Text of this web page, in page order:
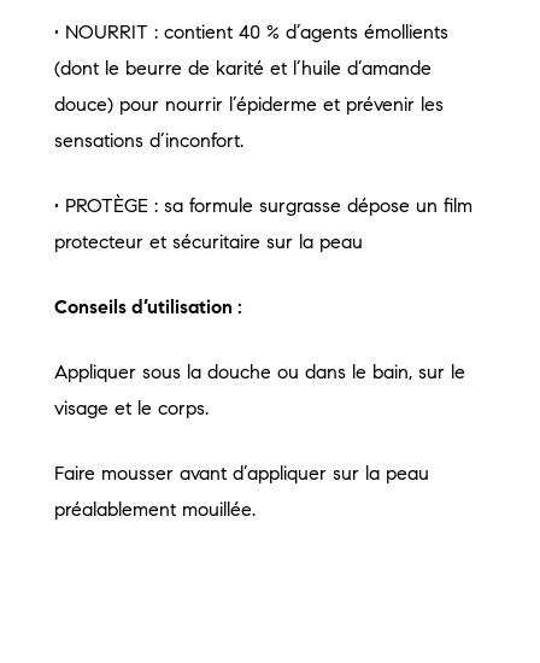
• NOURRIT : contient 40 % d’agents émollients
(dont le beurre de karité et l’huile d’amande
douce) pour nourrir l’épiderme et prévenir les
sensations d’inconfort.
• PROTÈGE : sa formule surgrasse dépose un film
protecteur et sécuritaire sur la peau
Conseils d’utilisation :
Appliquer sous la douche ou dans le bain, sur le
visage et le corps.
Faire mousser avant d’appliquer sur la peau
préalablement mouillée.